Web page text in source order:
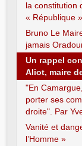
la constitution
« République
Bruno Le
jamais
Un rappel
Aliot, maire
"En
porter ses
droite". Par
Vanité et
l’Homme »